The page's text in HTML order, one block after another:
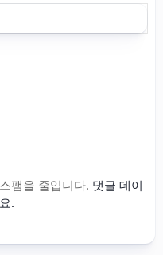
팸을 줄입니다. 댓글 데이
.